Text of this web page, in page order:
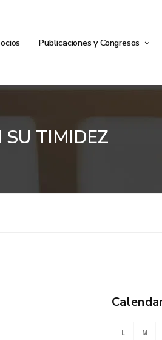
Publicaciones y Congresos
TIMIDEZ
L M